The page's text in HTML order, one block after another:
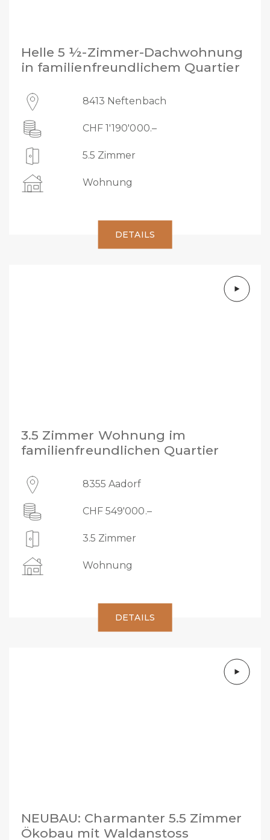
Helle 5 ½-Zimmer-Dachwohnung
in familienfreundlichem Quartier
8413 Neftenbach
CHF 1'190'000.–
5.5 Zimmer
Wohnung
DETAILS
3.5 Zimmer Wohnung im
familienfreundlichen Quartier
8355 Aadorf
CHF 549'000.–
3.5 Zimmer
Wohnung
DETAILS
NEUBAU: Charmanter 5.5 Zimmer
Ökobau mit Waldanstoss